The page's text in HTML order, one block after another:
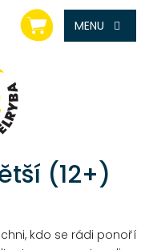
NÁKUPNÍ
KOŠÍK
(12+)
kdo se rádi ponoří